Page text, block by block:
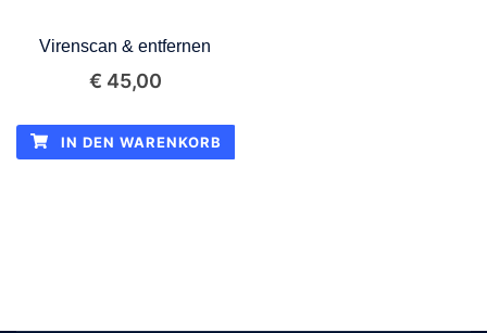
Virenscan & entfernen
€ 45,00
IN DEN WARENKORB